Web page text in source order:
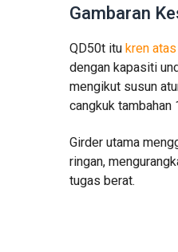
Gambaran
QD50t itukren
dengan kapasiti
mengikut susun
cangkuk
Girder utama
ringan,
tugas berat.